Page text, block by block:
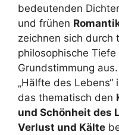
bedeutenden
und frühen
zeichnen sich durch
philosophische
Grundstimmung aus.
„Hälfte des Lebens“
das thematisch den
und Schönheit des
Verlust und Kälte